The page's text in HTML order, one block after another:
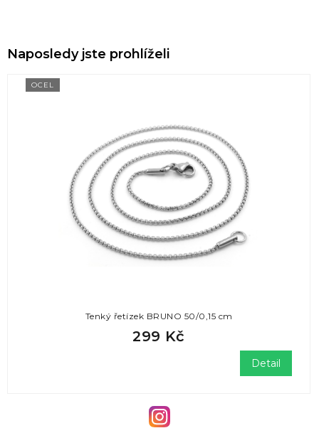
Naposledy jste prohlíželi
OCEL
Tenký řetízek BRUNO 50/0,15 cm
299 Kč
Detail